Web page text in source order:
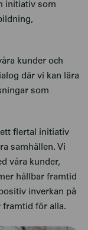
initiativ som
kunder och
där vi kan lära
som
ett flertal initiativ
samhällen. Vi
våra kunder,
hållbar framtid
inverkan på
framtid för alla.